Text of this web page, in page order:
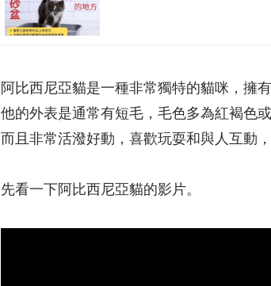
阿比西尼亞貓是一種非常獨特的貓咪，擁
他的外表是通常有短毛，毛色多為紅褐色
而且非常活潑好動，喜歡玩耍和與人互動
先看一下阿比西尼亞貓的影片。